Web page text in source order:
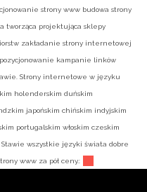
strony www budowa strony
tworząca projektująca sklepy
zakładanie strony internetowej
kampanie linków
Strony internetowe w języku
holenderskim duńskim
japońskim chińskim indyjskim
portugalskim włoskim czeskim
Stawie wszystkie języki świata dobre
www za pół ceny.: